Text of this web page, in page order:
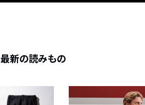
最新の読みもの